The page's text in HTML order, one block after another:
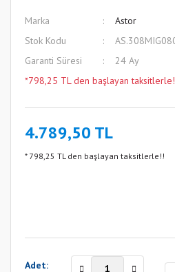
Marka
Astor
Stok Kodu
Garanti Süresi
24 Ay
*798,25 TL den başlayan
4.789,50 TL
* 798,25 TL den başlayan taksitlerle!!
Adet: